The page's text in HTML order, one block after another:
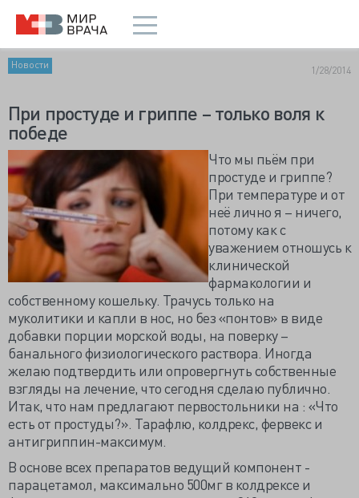
Новости 1/28/2014
При простуде и гриппе – только воля к
победе
Что мы пьём при
простуде и гриппе?
При температуре и от
неё лично я – ничего,
потому как с
уважением отношусь к
клинической
фармакологии и
собственному кошельку. Трачусь только на
муколитики и капли в нос, но без «понтов» в виде
добавки порции морской воды, на поверку –
банального физиологического раствора. Иногда
желаю подтвердить или опровергнуть собственные
взгляды на лечение, что сегодня сделаю публично.
Итак, что нам предлагают первостольники на : «Что
есть от простуды?». Тарафлю, колдрекс, фервекс и
антигриппин-максимум.
В основе всех препаратов ведущий компонент -
парацетамол, максимально 500мг в колдрексе и